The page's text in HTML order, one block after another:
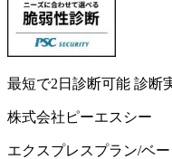
最短で2日診断可能 診断
株式会社ピーエスシー
エクスプレスプラン/ベ